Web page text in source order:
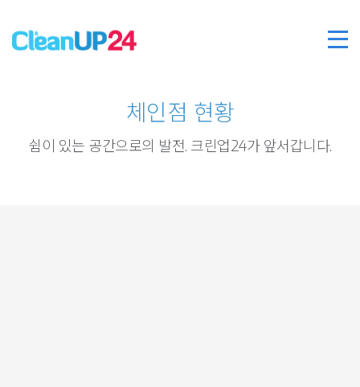
체인점 현황
쉼이 있는 공간으로의 발전. 크린업24가 앞서갑니다.